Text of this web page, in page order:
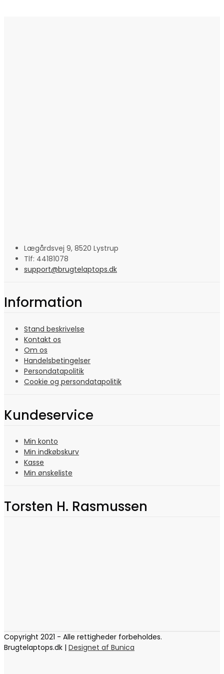
Lægårdsvej 9, 8520 Lystrup
Tlf: 44181078
support@brugtelaptops.dk
Information
Stand beskrivelse
Kontakt os
Om os
Handelsbetingelser
Persondatapolitik
Cookie og persondatapolitik
Kundeservice
Min konto
Min indkøbskurv
Kasse
Min ønskeliste
Torsten H. Rasmussen
Copyright 2021 - Alle rettigheder forbeholdes.
Brugtelaptops.dk | Designet af Bunica